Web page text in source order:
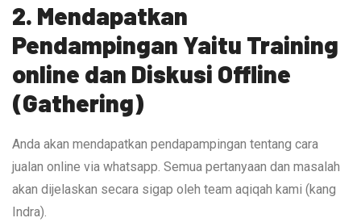
2. Mendapatkan
Pendampingan Yaitu Training
online dan Diskusi Offline
(Gathering)
Anda akan mendapatkan pendapampingan tentang cara
jualan online via whatsapp. Semua pertanyaan dan masalah
akan dijelaskan secara sigap oleh team aqiqah kami (kang
Indra).